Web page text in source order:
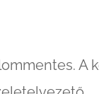
A